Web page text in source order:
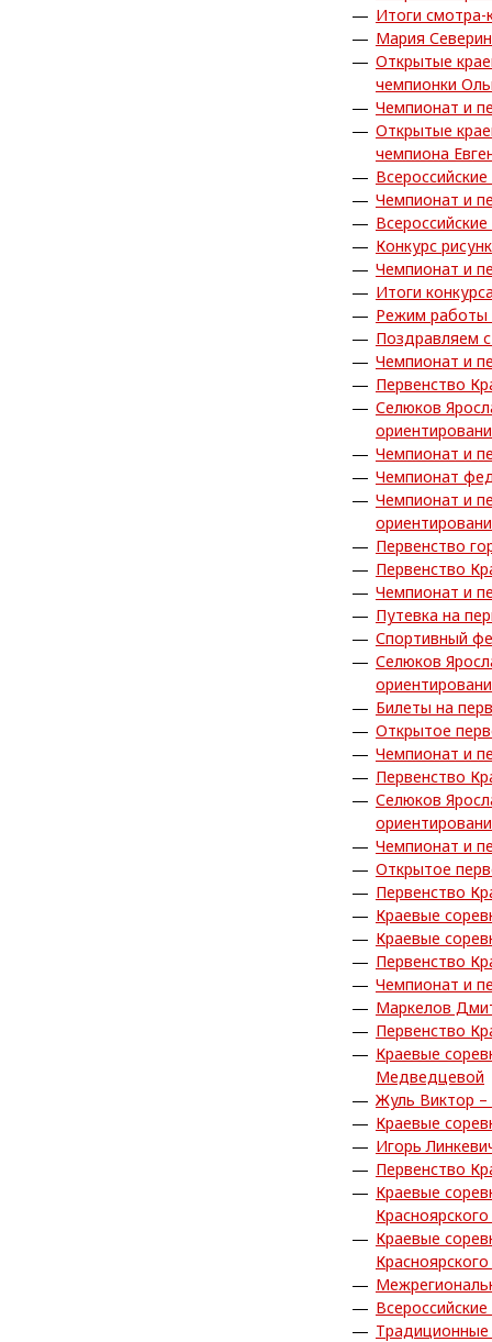
Итоги смотра-
Мария
Открытые
чемпионки
Чемпионат и
Открытые
чемпиона
Чемпионат и
Конкурс
Чемпионат и
Итоги
Режим работы
Поздравляем
Чемпионат и
Первенство
Селюков
Чемпионат и
Чемпионат
Чемпионат и
Первенство
Первенство
Чемпионат и
Путевка на
Спортивный
Селюков
Билеты на
Открытое
Чемпионат и
Первенство
Селюков
Чемпионат и
Открытое
Первенство
Краевые
Краевые
Первенство
Чемпионат и
Маркелов
Первенство
Краевые
Медведцевой
Жуль Виктор –
Краевые
Игорь
Первенство
Краевые
Краевые